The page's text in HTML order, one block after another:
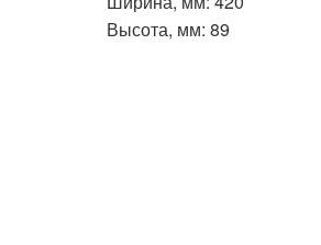
Высота, мм: 89